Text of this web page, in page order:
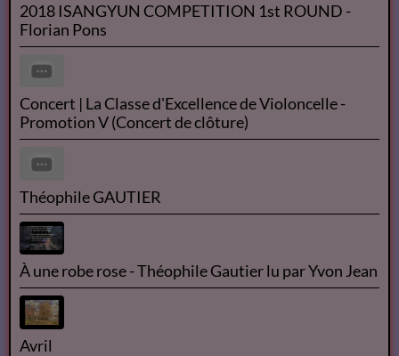
2018 ISANGYUN COMPETITION 1st ROUND -
Florian Pons
Concert | La Classe d'Excellence de Violoncelle -
Promotion V (Concert de clôture)
Théophile GAUTIER
À une robe rose - Théophile Gautier lu par Yvon Jean
Avril